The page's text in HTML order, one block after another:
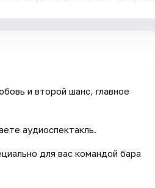
и второй шанс, главное
аудиоспектакль.
для вас командой бара